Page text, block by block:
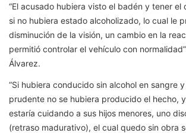
“El acusado hubiera visto el badén y tener el
si no hubiera estado alcoholizado, lo cual le
disminución de la visión, un cambio en la
permitió controlar el vehículo con
Álvarez.
“Si hubiera conducido sin alcohol en sangre
prudente no se hubiera producido el hecho,
estaría cuidando a sus hijos menores, uno
(retraso madurativo), el cual quedo sin obra